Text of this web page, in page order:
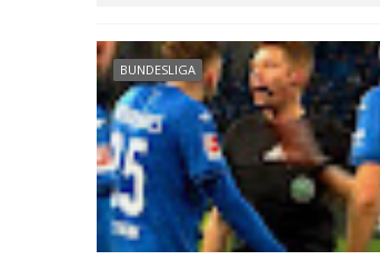
BUNDESLIGA